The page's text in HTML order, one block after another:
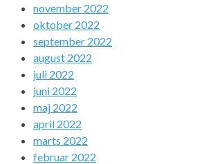
november 2022
oktober 2022
september 2022
august 2022
juli 2022
juni 2022
maj 2022
april 2022
marts 2022
februar 2022